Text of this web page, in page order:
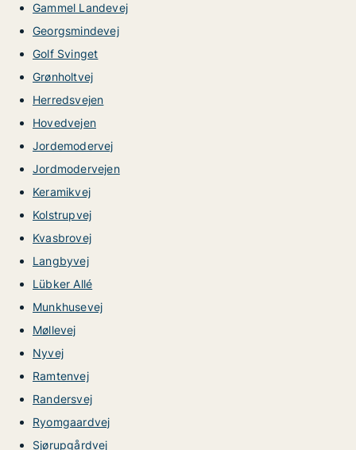
Gammel Landevej
Georgsmindevej
Golf Svinget
Grønholtvej
Herredsvejen
Hovedvejen
Jordemodervej
Jordmodervejen
Keramikvej
Kolstrupvej
Kvasbrovej
Langbyvej
Lübker Allé
Munkhusevej
Møllevej
Nyvej
Ramtenvej
Randersvej
Ryomgaardvej
Sjørupgårdvej